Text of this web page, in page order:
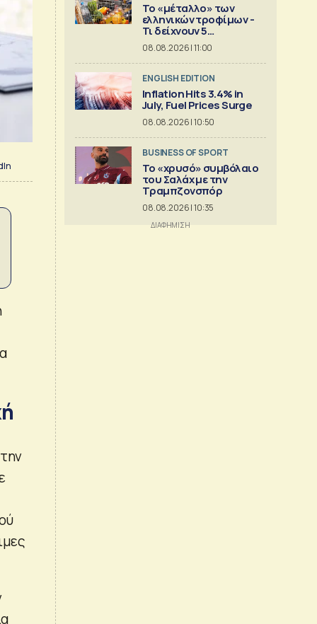
Το «μέταλλο» των
ελληνικών τροφίμων -
Τι δείχνουν 5
ισολογισμοί
08.08.2026 | 11:00
ENGLISH EDITION
Inflation Hits 3.4% in
July, Fuel Prices Surge
08.08.2026 | 10:50
BUSINESS OF SPORT
Το «χρυσό» συμβόλαιο
του Σαλάχ με την
Τραμπζονσπόρ
08.08.2026 | 10:35